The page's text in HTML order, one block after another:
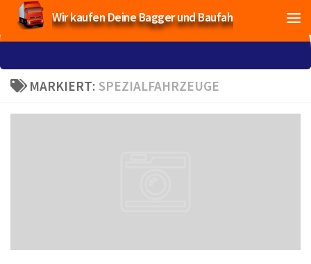
Wir kaufen Deine Bagger und Baufahrzeuge!
MARKIERT: SPEZIALFAHRZEUGE